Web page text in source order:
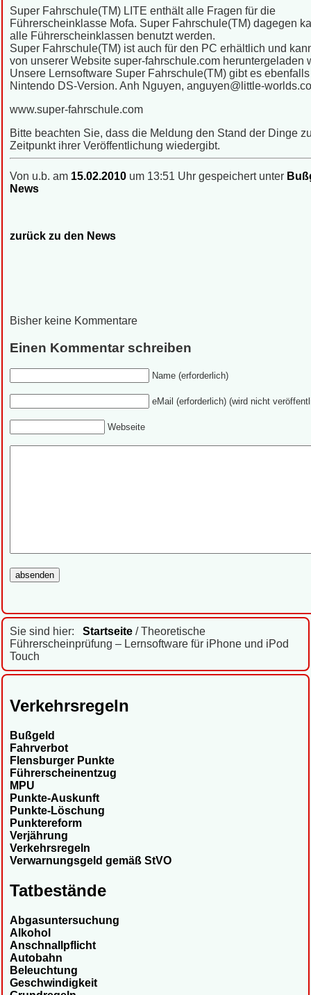
Sie sind hier: Startseite / Theoretische
Führerscheinprüfung – Lernsoftware für iPhone und iPod
Touch
Verkehrsregeln
Bußgeld
Fahrverbot
Flensburger Punkte
Führerscheinentzug
MPU
Punkte-Auskunft
Punkte-Löschung
Punktereform
Verjährung
Verkehrsregeln
Verwarnungsgeld gemäß StVO
Tatbestände
Abgasuntersuchung
Alkohol
Anschnallpflicht
Autobahn
Beleuchtung
Geschwindigkeit
Super Fahrschule(TM) LITE enthält alle Fragen für die
Führerscheinklasse Mofa. Super Fahrschule(TM) dagegen
alle Führerscheinklassen benutzt werden.
Super Fahrschule(TM) ist auch für den PC erhältlich und
von unserer Website super-fahrschule.com heruntergeladen
Unsere Lernsoftware Super Fahrschule(TM) gibt es
Nintendo DS-Version. Anh Nguyen, anguyen@little-
www.super-fahrschule.com
Bitte beachten Sie, dass die Meldung den Stand der Dinge
Zeitpunkt ihrer Veröffentlichung wiedergibt.
Von u.b. am 15.02.2010 um 13:51 Uhr gespeichert unter
News
zurück zu den News
Bisher keine Kommentare
Einen Kommentar schreiben
Name (erforderlich)
eMail (erforderlich) (wird nicht
Webseite